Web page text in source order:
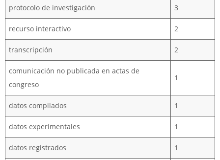
protocolo de investigación 3
recurso interactivo 2
transcripción 2
comunicación no publicada en actas de
congreso
1
datos compilados 1
datos experimentales 1
datos registrados 1